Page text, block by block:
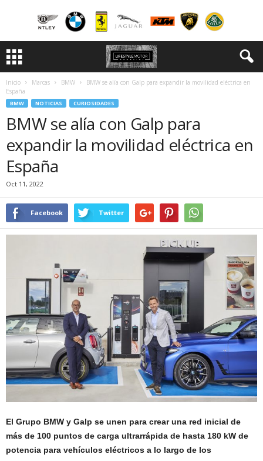
Inicio Marcas BMW
BMW se alía con Galp para expandir la movilidad eléctrica en
España
BMW NOTICIAS CURIOSIDADES
BMW se alía con Galp para
expandir la movilidad eléctrica en
España
Oct 11, 2022
Facebook Twitter
El Grupo BMW y Galp se unen para crear una red inicial de
más de 100 puntos de carga ultrarrápida de hasta 180 kW de
potencia para vehículos eléctricos a lo largo de los